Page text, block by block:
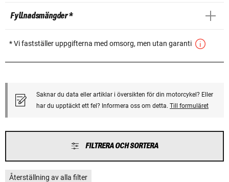
Fyllnadsmängder *
* Vi fastställer uppgifterna med omsorg, men utan garanti
Saknar du data eller artiklar i översikten för din motorcykel? Eller
har du upptäckt ett fel? Informera oss om detta. Till formuläret
FILTRERA OCH SORTERA
Återställning av alla filter